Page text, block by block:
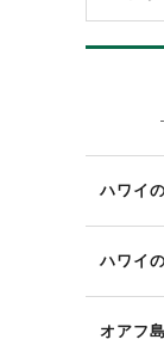
ハワイ
ハワイ
オアフ